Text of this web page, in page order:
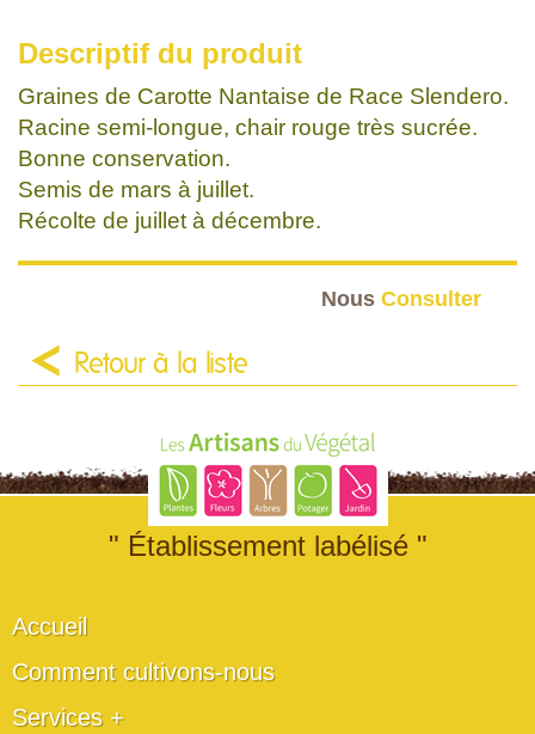
Descriptif du produit
Graines de Carotte Nantaise de Race Slendero.
Racine semi-longue, chair rouge très sucrée.
Bonne conservation.
Semis de mars à juillet.
Récolte de juillet à décembre.
Nous Consulter
Retour à la liste
" Établissement labélisé "
Accueil
Comment cultivons-nous
Services +